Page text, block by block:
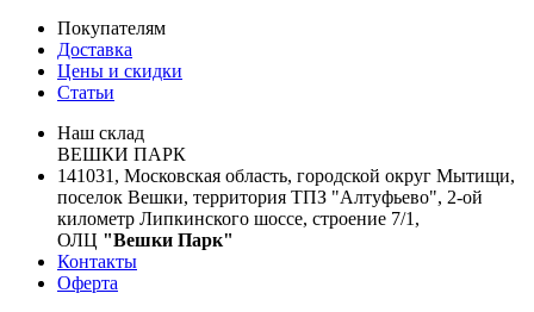
Покупателям
Доставка
Цены и скидки
Статьи
Наш склад
ВЕШКИ ПАРК
141031, Московская область, городской округ Мытищи,
поселок Вешки, территория ТПЗ "Алтуфьево", 2-ой
километр Липкинского шоссе, строение 7/1,
ОЛЦ "Вешки Парк"
Контакты
Оферта